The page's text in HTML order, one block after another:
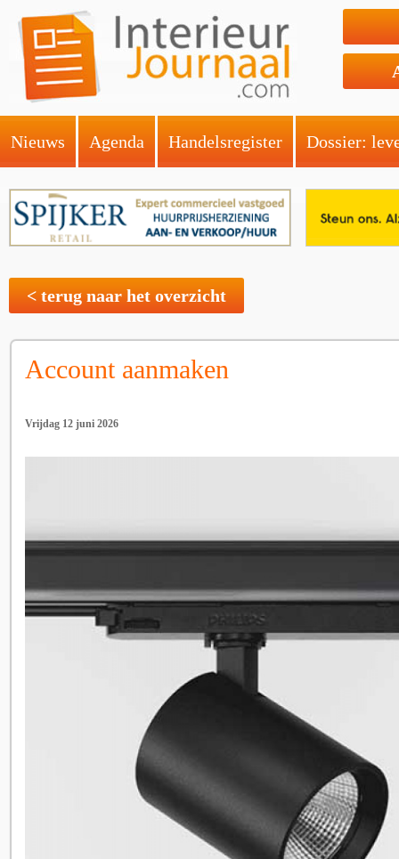
Nieuws Agenda Handelsregister Dossier:
< terug naar het overzicht
Account aanmaken
Vrijdag 12 juni 2026